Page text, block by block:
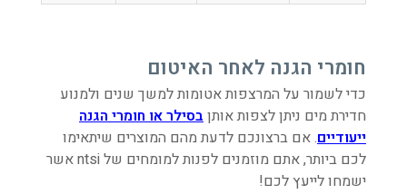
חומרי הגנה לאחר האיטום
כדי לשמור על המרצפות אטומות למשך שנים ולמנוע
חדירת מים ניתן לצפות אותןבסילר או חומרי הגנה
ייעודיים. אם ברצונכם לדעת מהם המוצרים שיתאימו
לכם ביותר, אתם מוזמנים לפנות למומחים של ntsi אשר
ישמחו לייעץ לכם!